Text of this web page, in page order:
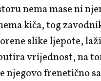
nema mase ni
kiča, tog
slike ljepote,
vrijednost, na
njegovo frenetično